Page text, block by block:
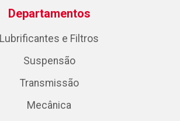
Departamentos
Lubrificantes e Filtros
Suspensão
Transmissão
Mecânica